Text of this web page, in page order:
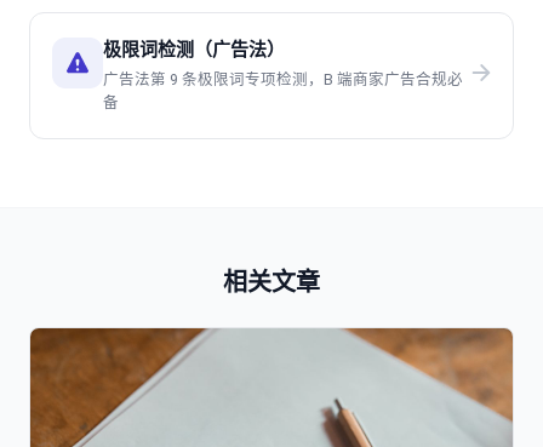
极限词检测（广告法）
广告法第 9 条极限词专项检测，B 端商家广告合规必
备
相关文章